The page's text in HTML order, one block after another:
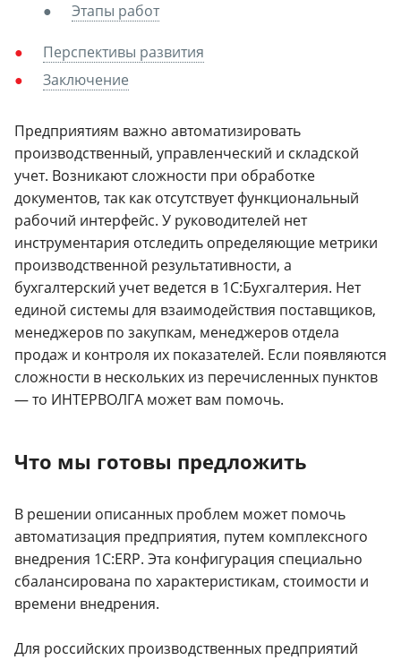
Этапы работ
Перспективы развития
Заключение
Предприятиям важно автоматизировать
производственный, управленческий и складской
учет. Возникают сложности при обработке
документов, так как отсутствует функциональный
рабочий интерфейс. У руководителей нет
инструментария отследить определяющие метрики
производственной результативности, а
бухгалтерский учет ведется в 1С:Бухгалтерия. Нет
единой системы для взаимодействия поставщиков,
менеджеров по закупкам, менеджеров отдела
продаж и контроля их показателей. Если появляются
сложности в нескольких из перечисленных пунктов
— то ИНТЕРВОЛГА может вам помочь.
Что мы готовы предложить
В решении описанных проблем может помочь
автоматизация предприятия, путем комплексного
внедрения 1C:ERP. Эта конфигурация специально
сбалансирована по характеристикам, стоимости и
времени внедрения.
Для российских производственных предприятий